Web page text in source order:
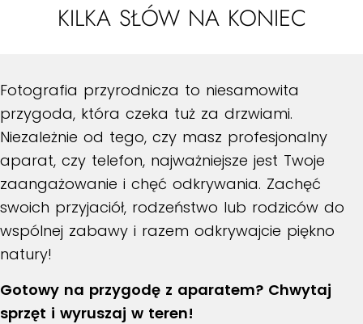
KILKA SŁÓW NA KONIEC
Fotografia przyrodnicza to niesamowita
przygoda, która czeka tuż za drzwiami.
Niezależnie od tego, czy masz profesjonalny
aparat, czy telefon, najważniejsze jest Twoje
zaangażowanie i chęć odkrywania. Zachęć
swoich przyjaciół, rodzeństwo lub rodziców do
wspólnej zabawy i razem odkrywajcie piękno
natury!
Gotowy na przygodę z aparatem? Chwytaj
sprzęt i wyruszaj w teren!